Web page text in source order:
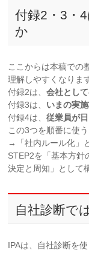
付録2・3・
か
ここからは本稿での
理解しやすくなりま
付録2は、会社とし
付録3は、 いまの実
付録4は、従業員が
この3つを順番に使
→「社内ルール化」
STEP2を「基本方針
決定と周知」として
自社診断で
IPAは、自社診断を